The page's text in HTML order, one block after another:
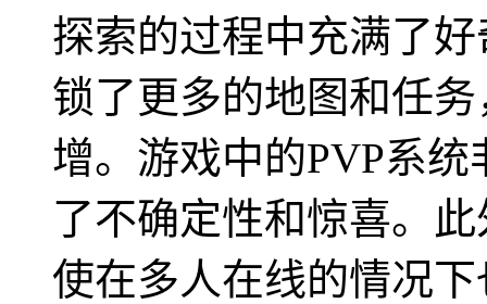
探索的过程中充满了
锁了更多的地图和任
增。游戏中的PVP系
了不确定性和惊喜。
使在多人在线的情况